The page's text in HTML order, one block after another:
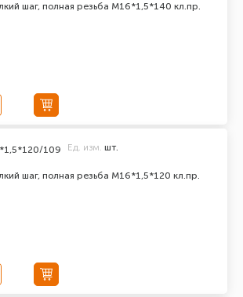
шаг, полная резьба M16*1,5*140 кл.пр.
шаг, полная резьба M16*1,5*120 кл.пр.
109 Ед. изм. шт.